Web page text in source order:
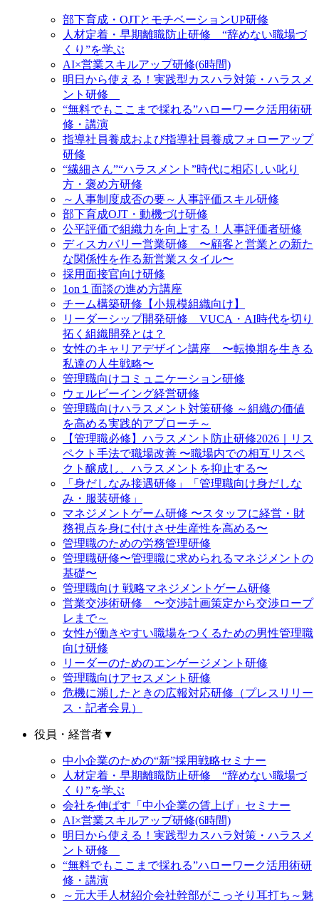
部下育成・OJTとモチベーションUP研修
人材定着・早期離職防止研修 “辞めない職場づ
くり”を学ぶ
AI×営業スキルアップ研修(6時間)
明日から使える！実践型カスハラ対策・ハラスメ
ント研修
“無料でもここまで採れる”ハローワーク活用術研
修・講演
指導社員養成および指導社員養成フォローアップ
研修
“繊細さん”“ハラスメント”時代に相応しい叱り
方・褒め方研修
～人事制度成否の要～人事評価スキル研修
部下育成OJT・動機づけ研修
公平評価で組織力を向上する！人事評価者研修
ディスカバリー営業研修 〜顧客と営業との新た
な関係性を作る新営業スタイル〜
採用面接官向け研修
1on１面談の進め方講座
チーム構築研修【小規模組織向け】
リーダーシップ開発研修 VUCA・AI時代を切り
拓く組織開発とは？
女性のキャリアデザイン講座 〜転換期を生きる
私達の人生戦略〜
管理職向けコミュニケーション研修
ウェルビーイング経営研修
管理職向けハラスメント対策研修 ～組織の価値
を高める実践的アプローチ～
【管理職必修】ハラスメント防止研修2026｜リス
ペクト手法で職場改善 〜職場内での相互リスペ
クト醸成し、ハラスメントを抑止する〜
「身だしなみ接遇研修」「管理職向け身だしな
み・服装研修」
マネジメントゲーム研修 〜スタッフに経営・財
務視点を身に付けさせ生産性を高める〜
管理職のための労務管理研修
管理職研修〜管理職に求められるマネジメントの
基礎〜
管理職向け 戦略マネジメントゲーム研修
営業交渉術研修 〜交渉計画策定から交渉ロープ
レまで～
女性が働きやすい職場をつくるための男性管理職
向け研修
リーダーのためのエンゲージメント研修
管理職向けアセスメント研修
危機に瀕したときの広報対応研修（プレスリリー
ス・記者会見）
役員・経営者▼
中小企業のための“新”採用戦略セミナー
人材定着・早期離職防止研修 “辞めない職場づ
くり”を学ぶ
会社を伸ばす「中小企業の賃上げ」セミナー
AI×営業スキルアップ研修(6時間)
明日から使える！実践型カスハラ対策・ハラスメ
ント研修
“無料でもここまで採れる”ハローワーク活用術研
修・講演
～元大手人材紹介会社幹部がこっそり耳打ち～魅